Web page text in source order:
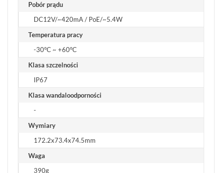
Pobór prądu
DC12V/~420mA / PoE/~5.4W
Temperatura pracy
-30°C ~ +60°C
Klasa szczelności
IP67
Klasa wandaloodporności
-
Wymiary
172.2x73.4x74.5mm
Waga
390g